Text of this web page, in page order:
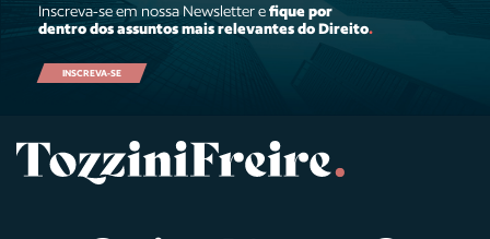
Inscreva-se em nossa Newsletter efique por
dentro dos assuntos mais relevantes do Direito.
INSCREVA-SE